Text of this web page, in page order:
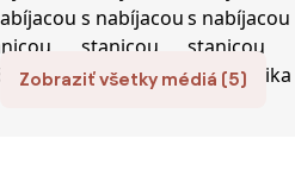
Zobraziť všetky médiá (5)